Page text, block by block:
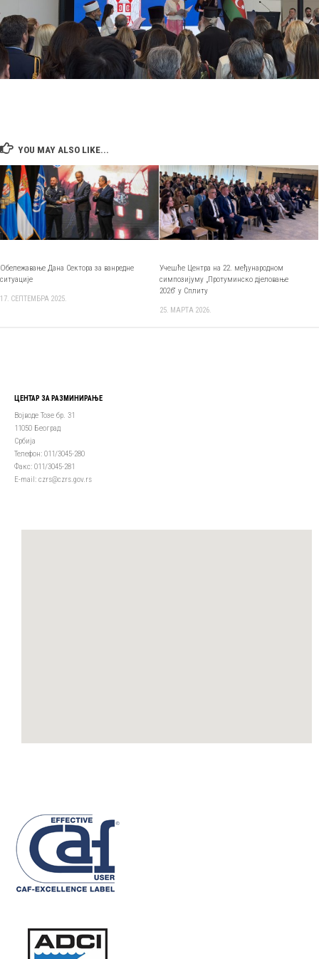
YOU MAY ALSO LIKE...
Oбележавањe Дана Сектора за ванредне
ситуације
17. СЕПТЕМБРА 2025.
Учешће Центра на 22. међународном
симпозијуму „Протуминско дјеловање
2026“ у Сплиту
25. МАРТА 2026.
ЦЕНТАР ЗА РАЗМИНИРАЊЕ
Војводе Тозе бр. 31
11050 Београд
Србија
Телефон: 011/3045-280
Факс: 011/3045-281
Е-mail: czrs@czrs.gov.rs